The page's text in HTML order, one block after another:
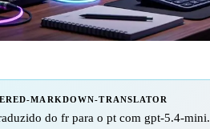
MARKDOWN-TRANSLATOR
do fr para o pt com gpt-5.4-mini.